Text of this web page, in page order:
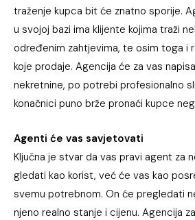
traženje kupca bit će znatno sporije.
u svojoj bazi ima klijente kojima traži
određenim zahtjevima, te osim toga i
koje prodaje. Agencija će za vas
nekretnine, po potrebi profesionalno
konačnici puno brže pronaći kupce
Agenti će vas savjetovati
Ključna je stvar da vas pravi agent za
gledati kao korist, već će vas kao
svemu potrebnom. On će pregledati
njeno realno stanje i cijenu. Agencija